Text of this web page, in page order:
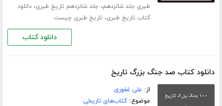
طبری جلد ‌شانزدهم، جلد شانزدهم تاریخ طبری،دانلود
کتاب تاریخ طبری، تاریخ طبری چیست
دانلود کتاب
دانلود کتاب صد جنگ بزرگ تاریخ
از: علی غفوری
موضوع:کتاب‌های تاریخی